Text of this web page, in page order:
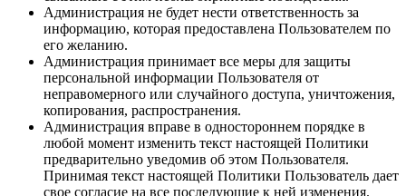
Администрация не будет нести ответственность за
информацию, которая предоставлена Пользователем по
его желанию.
Администрация принимает все меры для защиты
персональной информации Пользователя от
неправомерного или случайного доступа, уничтожения,
копирования, распространения.
Администрация вправе в одностороннем порядке в
любой момент изменить текст настоящей Политики
предварительно уведомив об этом Пользователя.
Принимая текст настоящей Политики Пользователь дает
свое согласие на все последующие к ней изменения.